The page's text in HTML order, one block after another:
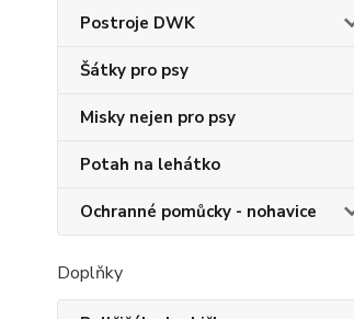
Postroje DWK
Šátky pro psy
Misky nejen pro psy
Potah na lehátko
Ochranné pomůcky - nohavice
Doplňky